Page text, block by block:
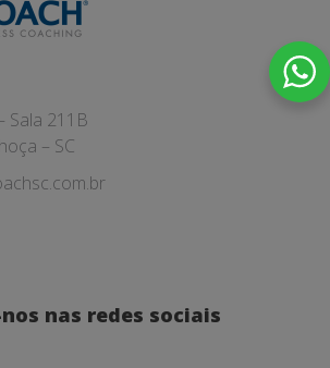
Sala 211B
– SC
nas redes sociais